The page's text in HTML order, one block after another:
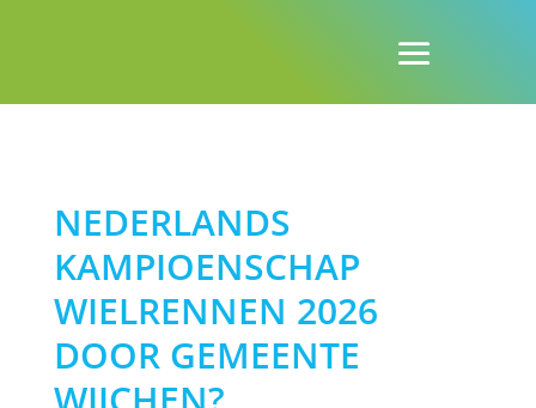
NEDERLANDS
KAMPIOENSCHAP
WIELRENNEN 2026
DOOR GEMEENTE